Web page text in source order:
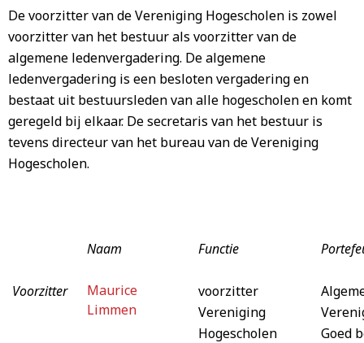
De voorzitter van de Vereniging Hogescholen is zowel
voorzitter van het bestuur als voorzitter van de
algemene ledenvergadering. De algemene
ledenvergadering is een besloten vergadering en
bestaat uit bestuursleden van alle hogescholen en komt
geregeld bij elkaar. De secretaris van het bestuur is
tevens directeur van het bureau van de Vereniging
Hogescholen.
Naam Functie
Voorzitter
Maurice
Limmen
voorzitter
Vereniging
Hogescholen
Goed